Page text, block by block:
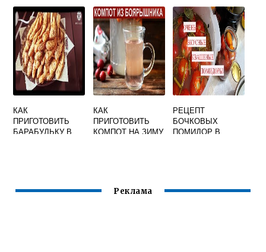
УСЛОВИЯХ
ПРОСТОЙ
РЕЦЕПТ
БЕЗ СКОРЛУПЫ
НА ТАРЕЛКЕ
КАК
ПРИГОТОВИТЬ
БАРАБУЛЬКУ В
КАК
ПРИГОТОВИТЬ
КОМПОТ НА ЗИМУ
РЕЦЕПТ
БОЧКОВЫХ
ПОМИДОР В
Реклама